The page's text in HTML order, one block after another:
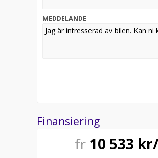
MEDDELANDE
Finansiering
fr 10 533